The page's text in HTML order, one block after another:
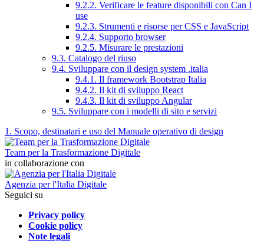
9.2.2. Verificare le feature disponibili con Can I
use
9.2.3. Strumenti e risorse per CSS e JavaScript
9.2.4. Supporto browser
9.2.5. Misurare le prestazioni
9.3. Catalogo del riuso
9.4. Sviluppare con il design system .italia
9.4.1. Il framework Bootstrap Italia
9.4.2. Il kit di sviluppo React
9.4.3. Il kit di sviluppo Angular
9.5. Sviluppare con i modelli di sito e servizi
1. Scopo, destinatari e uso del Manuale operativo di design
Team per la Trasformazione Digitale
in collaborazione con
Agenzia per l'Italia Digitale
Seguici su
Privacy policy
Cookie policy
Note legali